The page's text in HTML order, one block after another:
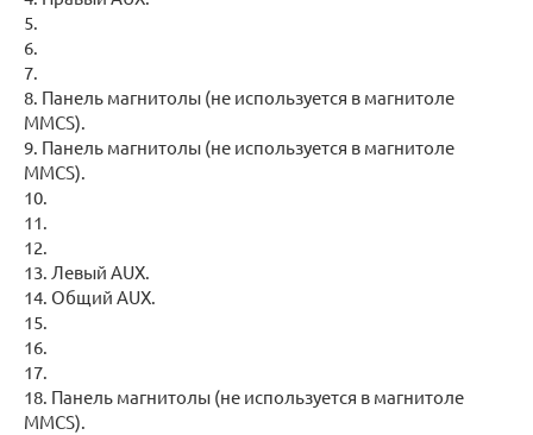
5.
6.
7.
8. Панель магнитолы (не используется в магнитоле
MMCS).
9. Панель магнитолы (не используется в магнитоле
MMCS).
10.
11.
12.
13. Левый AUX.
14. Общий AUX.
15.
16.
17.
18. Панель магнитолы (не используется в магнитоле
MMCS).